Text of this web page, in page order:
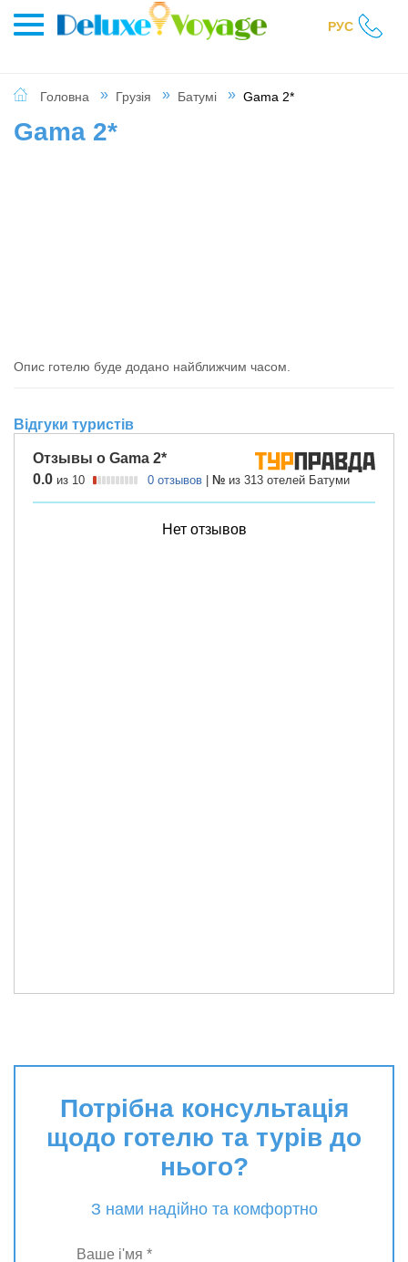
РУС
Головна Грузія Батумі Gama 2*
Gama 2*
Опис готелю буде додано найближчим часом.
Відгуки туристів
Потрібна консультація
щодо готелю та турів до
нього?
З нами надійно та комфортно